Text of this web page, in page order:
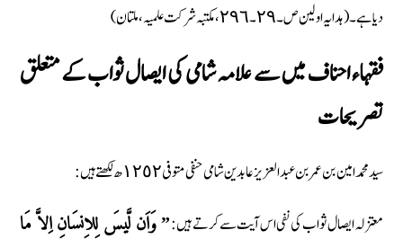
دیا ہے۔ ( ہدایہ اولین ص۔ ٢٩۔ ٢٩٦، مکتبہ شرکت علمیہ، ملتان)
فقہاء احناف میں سے علامہ شامی کی ایصال ثواب کے متعلق
تصریحات
سید محمد امین بن عمر بن عبد العزیز عابدین شامی حنفی متوفی ١٢٥٢ ھ لکھتے ہیں :
معتزلہ ایصال ثواب کی نفی اس آیت سے کرتے ہیں :” وَاَن لَّیسَ لِلاِنسَانِ اِلاَّ مَا